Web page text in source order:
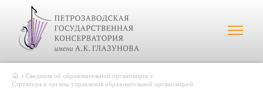
Сведения об образовательной организации
Структура и органы управления образовательной организацией